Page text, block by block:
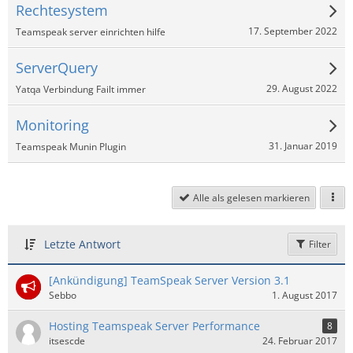
Rechtesystem
Teamspeak server einrichten hilfe 17. September 2022
ServerQuery
Yatqa Verbindung Failt immer 29. August 2022
Monitoring
Teamspeak Munin Plugin 31. Januar 2019
Alle als gelesen markieren
Letzte Antwort Filter
[Ankündigung] TeamSpeak Server Version 3.1
Sebbo 1. August 2017
Hosting Teamspeak Server Performance
8
itsescde
24. Februar 2017